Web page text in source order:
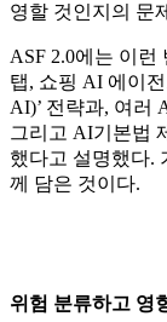
영할 것인지의 문
ASF 2.0에는 이
탭, 쇼핑 AI 에이
AI)’ 전략과, 여러
그리고 AI기본법
했다고 설명했다.
께 담은 것이다.
위험 분류하고 영